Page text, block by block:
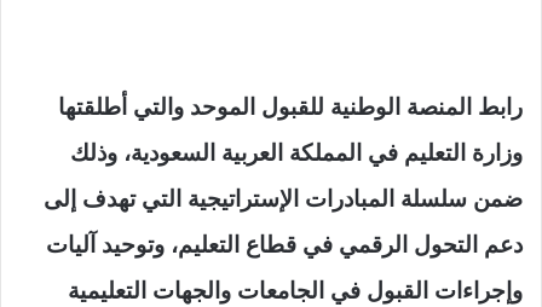
رابط المنصة الوطنية للقبول الموحد والتي أطلقتها
وزارة التعليم في المملكة العربية السعودية، وذلك
ضمن سلسلة المبادرات الإستراتيجية التي تهدف إلى
دعم التحول الرقمي في قطاع التعليم، وتوحيد آليات
وإجراءات القبول في الجامعات والجهات التعليمية